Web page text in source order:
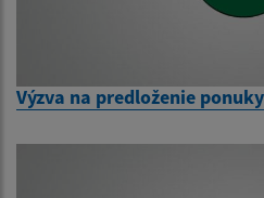
Výzva na predloženie ponuky